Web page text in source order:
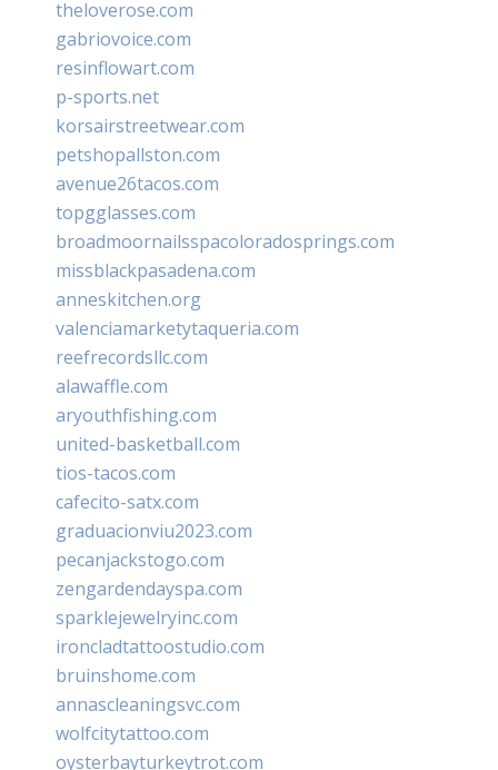
theloverose.com
gabriovoice.com
resinflowart.com
p-sports.net
korsairstreetwear.com
petshopallston.com
avenue26tacos.com
topgglasses.com
broadmoornailsspacoloradosprings.com
missblackpasadena.com
anneskitchen.org
valenciamarketytaqueria.com
reefrecordsllc.com
alawaffle.com
aryouthfishing.com
united-basketball.com
tios-tacos.com
cafecito-satx.com
graduacionviu2023.com
pecanjackstogo.com
zengardendayspa.com
sparklejewelryinc.com
ironcladtattoostudio.com
bruinshome.com
annascleaningsvc.com
wolfcitytattoo.com
oysterbayturkeytrot.com